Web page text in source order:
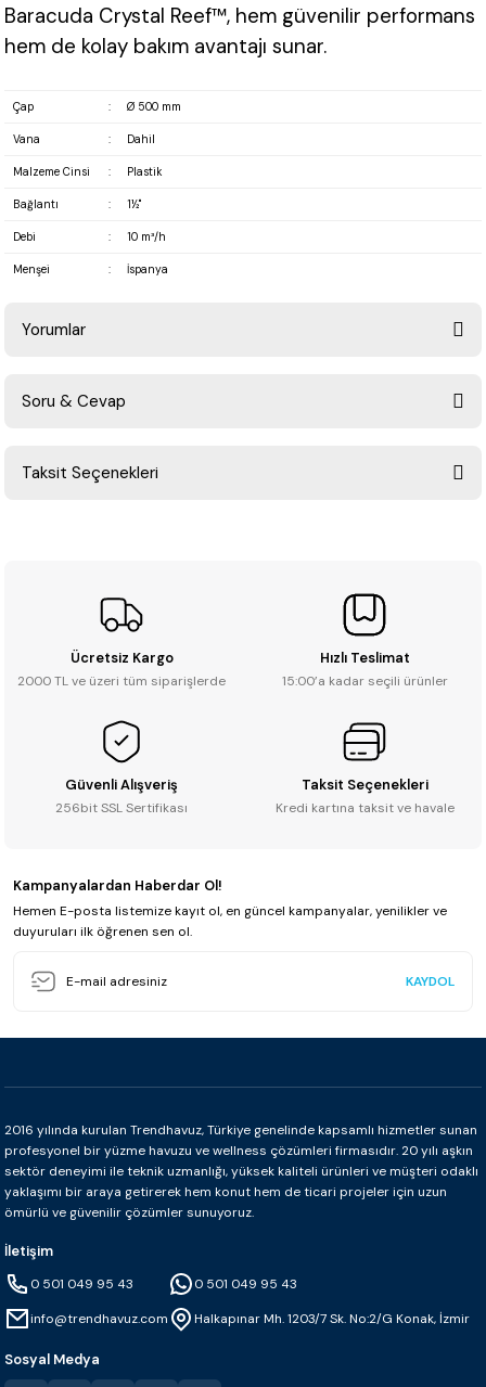
Baracuda Crystal Reef™, hem güvenilir performans
hem de kolay bakım avantajı sunar.
Çap : Ø 500 mm
Vana : Dahil
Malzeme Cinsi : Plastik
Bağlantı : 1½"
Debi : 10 m³/h
Menşei : İspanya
Yorumlar
Soru & Cevap
Taksit Seçenekleri
Ücretsiz Kargo
2000 TL ve üzeri tüm siparişlerde
Hızlı Teslimat
15:00’a kadar seçili ürünler
Güvenli Alışveriş
256bit SSL Sertifikası
Taksit Seçenekleri
Kredi kartına taksit ve havale
Kampanyalardan Haberdar Ol!
Hemen E-posta listemize kayıt ol, en güncel kampanyalar, yenilikler ve
duyuruları ilk öğrenen sen ol.
KAYDOL
2016 yılında kurulan Trendhavuz, Türkiye genelinde kapsamlı hizmetler sunan
profesyonel bir yüzme havuzu ve wellness çözümleri firmasıdır. 20 yılı aşkın
sektör deneyimi ile teknik uzmanlığı, yüksek kaliteli ürünleri ve müşteri odaklı
yaklaşımı bir araya getirerek hem konut hem de ticari projeler için uzun
ömürlü ve güvenilir çözümler sunuyoruz.
İletişim
0 501 049 95 43
info@trendhavuz.com
0 501 049 95 43
Halkapınar Mh. 1203/7 Sk. No:2/G Konak, İzmir
Sosyal Medya